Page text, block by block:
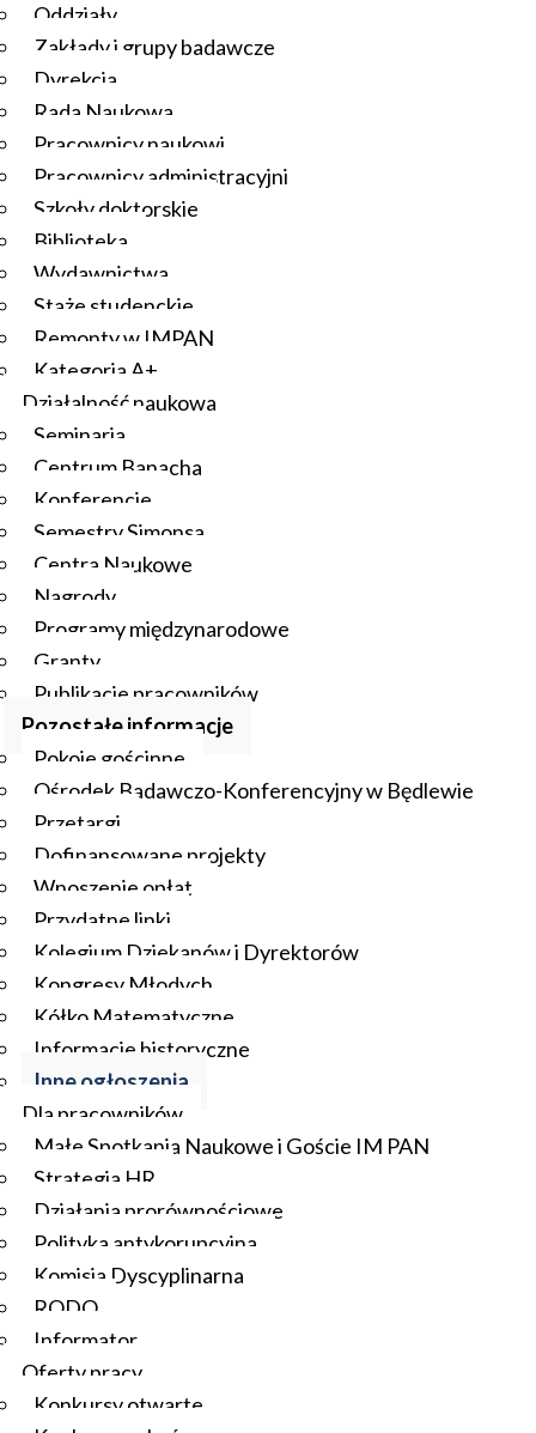
Oddziały
Zakłady i grupy badawcze
Dyrekcja
Rada Naukowa
Pracownicy naukowi
Pracownicy administracyjni
Szkoły doktorskie
Biblioteka
Wydawnictwa
Staże studenckie
Remonty w IMPAN
Kategoria A+
Działalność naukowa
Seminaria
Centrum Banacha
Konferencje
Semestry Simonsa
Centra Naukowe
Nagrody
Programy międzynarodowe
Granty
Publikacje pracowników
Pozostałe informacje
Pokoje gościnne
Ośrodek Badawczo-Konferencyjny w Będlewie
Przetargi
Dofinansowane projekty
Wnoszenie opłat
Przydatne linki
Kolegium Dziekanów i Dyrektorów
Kongresy Młodych
Kółko Matematyczne
Informacje historyczne
Inne ogłoszenia
Dla pracowników
Małe Spotkania Naukowe i Goście IM PAN
Strategia HR
Działania prorównościowe
Polityka antykorupcyjna
Komisja Dyscyplinarna
RODO
Informator
Oferty pracy
Konkursy otwarte